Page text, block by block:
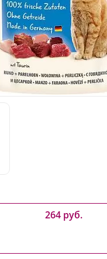
264 руб.